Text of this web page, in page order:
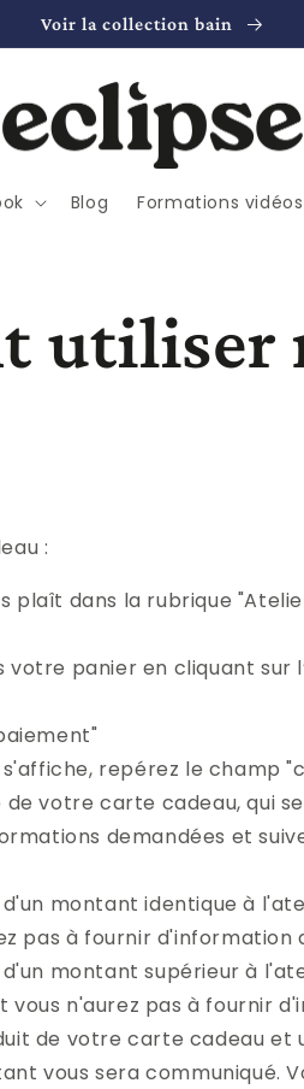
Voir la collection bain
Blog Formations vidéos
utiliser
:
plaît dans la rubrique
votre panier en cliquant sur
repérez le champ
de votre carte cadeau, qui
demandées et
montant identique à
pas à fournir d'information
montant supérieur à
n'aurez pas à fournir
de votre carte cadeau et
vous sera communiqué.